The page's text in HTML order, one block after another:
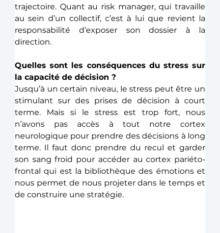
trajectoire. Quant au risk manager, qui travaille
au sein d’un collectif, c’est à lui que revient la
responsabilité d’exposer son dossier à la
direction.
Quelles sont les conséquences du stress sur
la capacité de décision ?
Jusqu’à un certain niveau, le stress peut être un
stimulant sur des prises de décision à court
terme. Mais si le stress est trop fort, nous
n’avons pas accès à tout notre cortex
neurologique pour prendre des décisions à long
terme. Il faut donc prendre du recul et garder
son sang froid pour accéder au cortex pariéto-
frontal qui est la bibliothèque des émotions et
nous permet de nous projeter dans le temps et
de construire une stratégie.